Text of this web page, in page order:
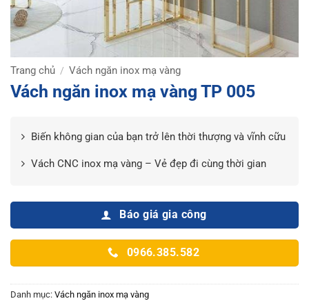
Trang chủ / Vách ngăn inox mạ vàng
Vách ngăn inox mạ vàng TP 005
Biến không gian của bạn trở lên thời thượng và vĩnh cữu
Vách CNC inox mạ vàng – Vẻ đẹp đi cùng thời gian
Báo giá gia công
0966.385.582
Danh mục: Vách ngăn inox mạ vàng